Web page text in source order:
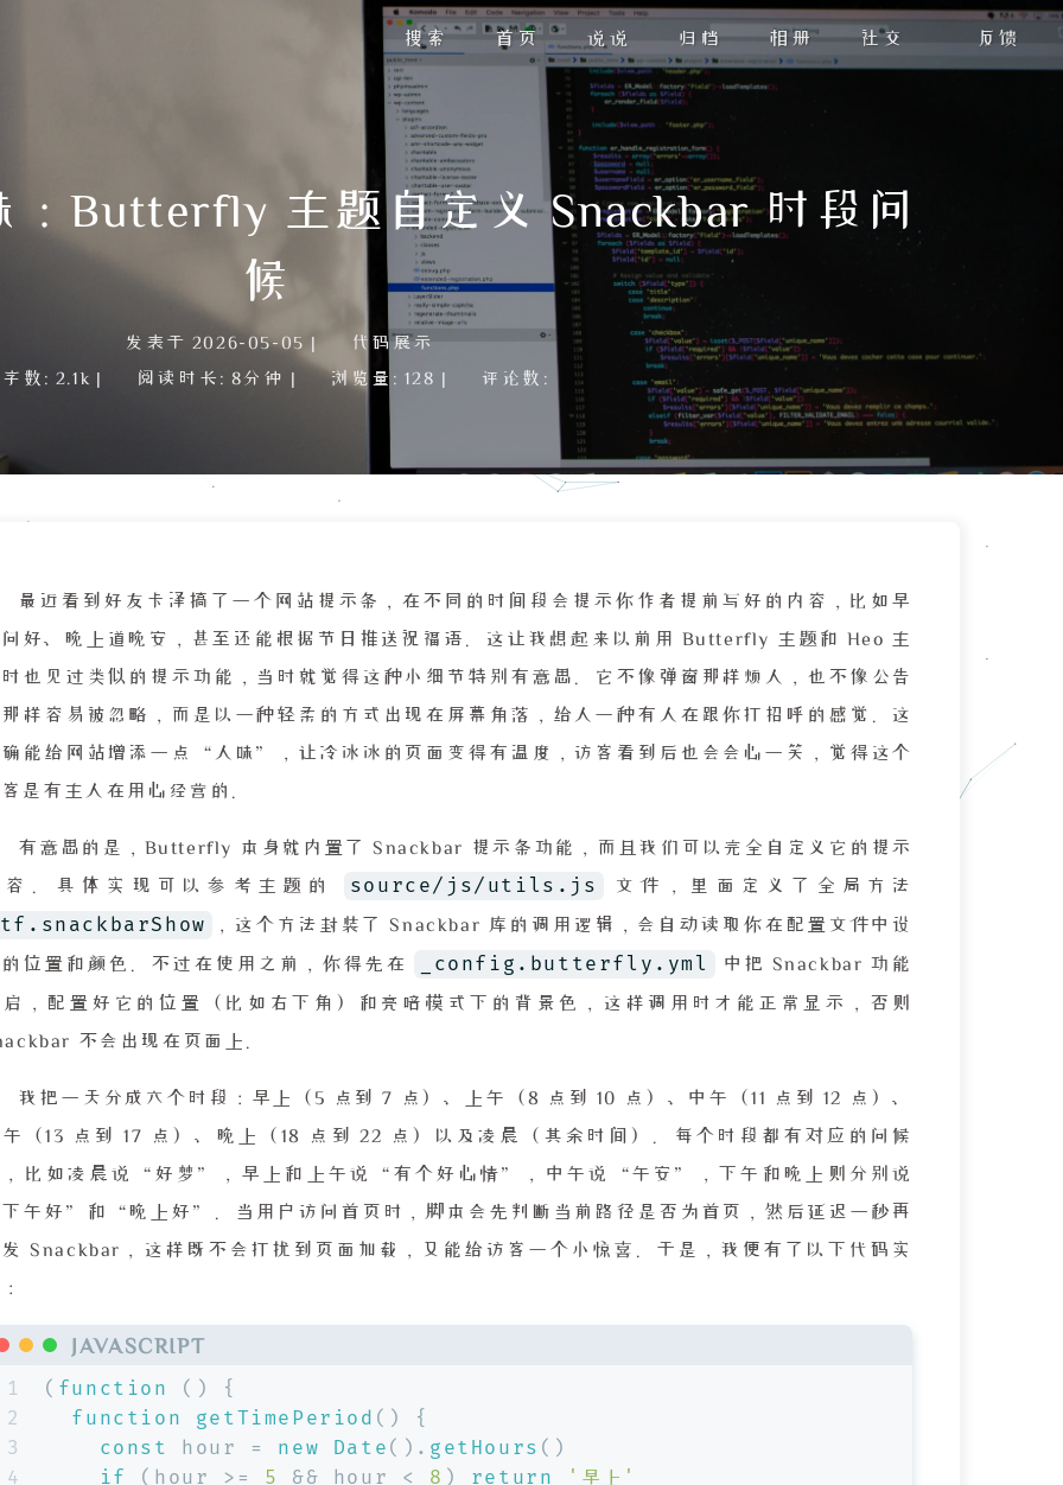
搜索 首页 说说 归档 相册 社交 反馈
Butterfly 主题自定义 Snackbar 时段问
候
发表于 2026-05-05 |
代码展示
数: 2.1k | 阅读时长: 8分钟 | 浏览量: 128 | 评论数:
最近看到好友卡泽搞了一个网站提示条，在不同的时间段会提示你作者提前写好的内容，比如早
好、晚上道晚安，甚至还能根据节日推送祝福语。这让我想起来以前用 Butterfly 主题和 Heo 主
也见过类似的提示功能，当时就觉得这种小细节特别有意思。它不像弹窗那样烦人，也不像公告
样容易被忽略，而是以一种轻柔的方式出现在屏幕角落，给人一种有人在跟你打招呼的感觉。这
能给网站增添一点“人味”，让冷冰冰的页面变得有温度，访客看到后也会会心一笑，觉得这个
是有主人在用心经营的。
有意思的是，Butterfly 本身就内置了 Snackbar 提示条功能，而且我们可以完全自定义它的提示
容。具体实现可以参考主题的
source/js/utils.js 文件，里面定义了全局方法
，这个方法封装了 Snackbar 库的调用逻辑，会自动读取你在配置文件中设
位置和颜色。不过在使用之前，你得先在 _config.butterfly.yml 中把 Snackbar 功能
，配置好它的位置（比如右下角）和亮暗模式下的背景色，这样调用时才能正常显示，否则
不会出现在页面上。
我把一天分成六个时段：早上（5 点到 7 点）、上午（8 点到 10 点）、中午（11 点到 12 点）、
（13 点到 17 点）、晚上（18 点到 22 点）以及凌晨（其余时间）。每个时段都有对应的问候
比如凌晨说“好梦”，早上和上午说“有个好心情”，中午说“午安”，下午和晚上则分别说
午好”和“晚上好”。当用户访问首页时，脚本会先判断当前路径是否为首页，然后延迟一秒再
Snackbar，这样既不会打扰到页面加载，又能给访客一个小惊喜。于是，我便有了以下代码实
JAVASCRIPT
1
2
3
4
( function ( ) {
function
getTimePeriod ( ) {
const
hour = new Date (). getHours ()
if
(hour >= 5 && hour < 8 ) return
'早上'